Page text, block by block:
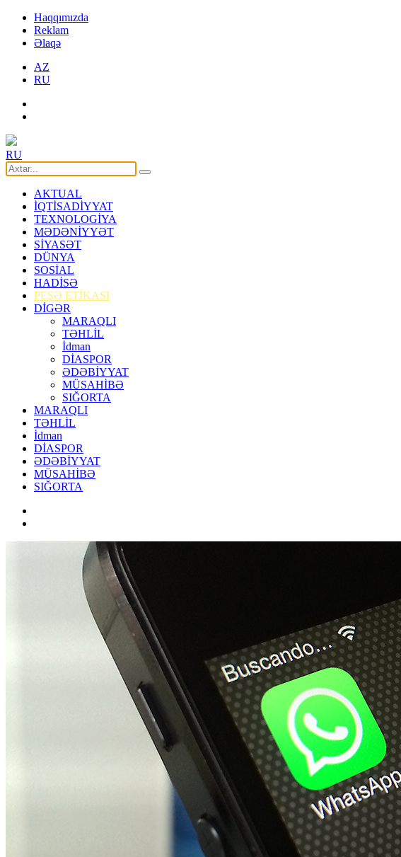
Haqqımızda
Reklam
Əlaqə
AZ
RU
RU
AKTUAL
İQTİSADİYYAT
TEXNOLOGİYA
MƏDƏNİYYƏT
SİYASƏT
DÜNYA
SOSİAL
HADİSƏ
PEŞƏ ETİKASI
DİGƏR
MARAQLI
TƏHLİL
İdman
DİASPOR
ƏDƏBİYYAT
MÜSAHİBƏ
SIĞORTA
MARAQLI
TƏHLİL
İdman
DİASPOR
ƏDƏBİYYAT
MÜSAHİBƏ
SIĞORTA